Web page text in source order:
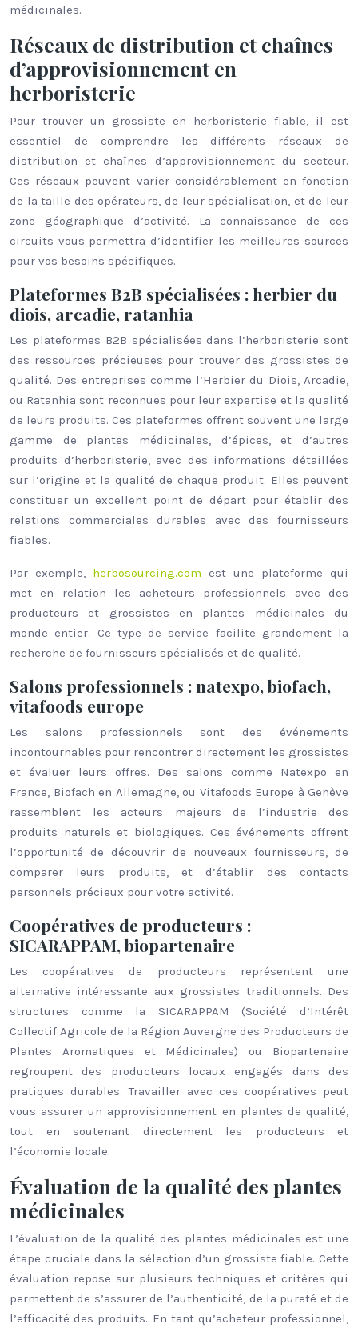
médicinales.
Réseaux de distribution et chaînes
d’approvisionnement en
herboristerie
Pour trouver un grossiste en herboristerie fiable, il est
essentiel de comprendre les différents réseaux de
distribution et chaînes d’approvisionnement du secteur.
Ces réseaux peuvent varier considérablement en fonction
de la taille des opérateurs, de leur spécialisation, et de leur
zone géographique d’activité. La connaissance de ces
circuits vous permettra d’identifier les meilleures sources
pour vos besoins spécifiques.
Plateformes B2B spécialisées : herbier du
diois, arcadie, ratanhia
Les plateformes B2B spécialisées dans l’herboristerie sont
des ressources précieuses pour trouver des grossistes de
qualité. Des entreprises comme l’Herbier du Diois, Arcadie,
ou Ratanhia sont reconnues pour leur expertise et la qualité
de leurs produits. Ces plateformes offrent souvent une large
gamme de plantes médicinales, d’épices, et d’autres
produits d’herboristerie, avec des informations détaillées
sur l’origine et la qualité de chaque produit. Elles peuvent
constituer un excellent point de départ pour établir des
relations commerciales durables avec des fournisseurs
fiables.
Par exemple, herbosourcing.com est une plateforme qui
met en relation les acheteurs professionnels avec des
producteurs et grossistes en plantes médicinales du
monde entier. Ce type de service facilite grandement la
recherche de fournisseurs spécialisés et de qualité.
Salons professionnels : natexpo, biofach,
vitafoods europe
Les salons professionnels sont des événements
incontournables pour rencontrer directement les grossistes
et évaluer leurs offres. Des salons comme Natexpo en
France, Biofach en Allemagne, ou Vitafoods Europe à Genève
rassemblent les acteurs majeurs de l’industrie des
produits naturels et biologiques. Ces événements offrent
l’opportunité de découvrir de nouveaux fournisseurs, de
comparer leurs produits, et d’établir des contacts
personnels précieux pour votre activité.
Coopératives de producteurs :
SICARAPPAM, biopartenaire
Les coopératives de producteurs représentent une
alternative intéressante aux grossistes traditionnels. Des
structures comme la SICARAPPAM (Société d’Intérêt
Collectif Agricole de la Région Auvergne des Producteurs de
Plantes Aromatiques et Médicinales) ou Biopartenaire
regroupent des producteurs locaux engagés dans des
pratiques durables. Travailler avec ces coopératives peut
vous assurer un approvisionnement en plantes de qualité,
tout en soutenant directement les producteurs et
l’économie locale.
Évaluation de la qualité des plantes
médicinales
L’évaluation de la qualité des plantes médicinales est une
étape cruciale dans la sélection d’un grossiste fiable. Cette
évaluation repose sur plusieurs techniques et critères qui
permettent de s’assurer de l’authenticité, de la pureté et de
l’efficacité des produits. En tant qu’acheteur professionnel,